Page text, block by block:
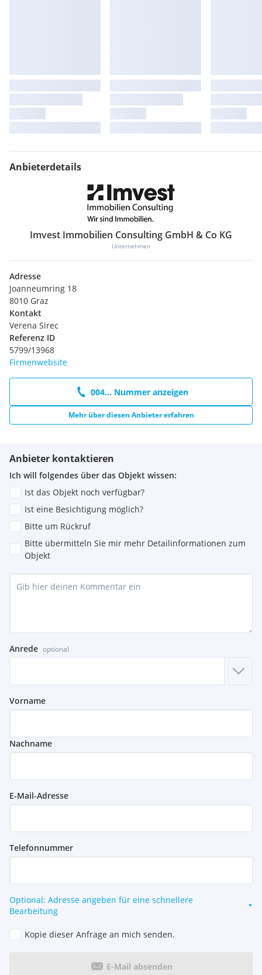
Anbieterdetails
Imvest Immobilien Consulting GmbH & Co KG
Unternehmen
Adresse
Joanneumring 18
8010 Graz
Kontakt
Verena Sirec
Referenz ID
5799/13968
Firmenwebsite
004... Nummer anzeigen
Mehr über diesen Anbieter erfahren
Anbieter kontaktieren
Ich will folgendes über das Objekt wissen:
Ist das Objekt noch verfügbar?
Ist eine Besichtigung möglich?
Bitte um Rückruf
Bitte übermitteln Sie mir mehr Detailinformationen zum
Objekt
Anrede optional
Vorname
Nachname
E-Mail-Adresse
Telefonnummer
Optional: Adresse angeben für eine schnellere
Bearbeitung
Kopie dieser Anfrage an mich senden.
E-Mail absenden